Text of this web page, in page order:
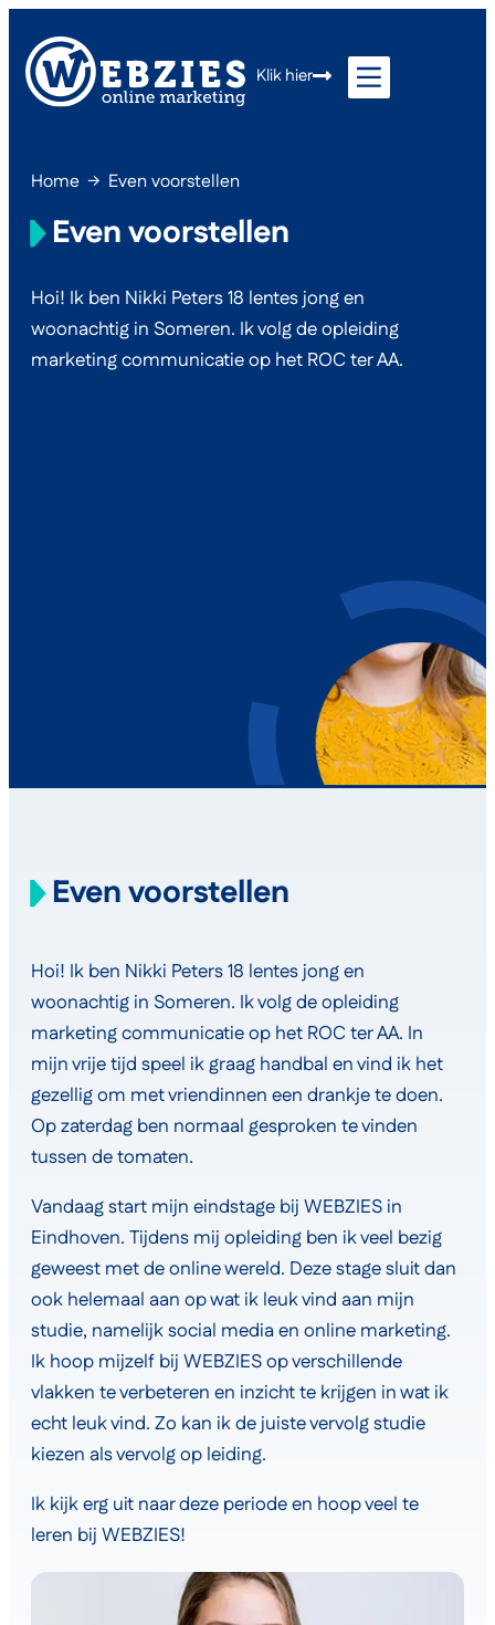
Klik hier
Home → Even voorstellen
Even voorstellen
Hoi! Ik ben Nikki Peters 18 lentes jong en
woonachtig in Someren. Ik volg de opleiding
marketing communicatie op het ROC ter AA.
Even voorstellen
Hoi! Ik ben Nikki Peters 18 lentes jong en
woonachtig in Someren. Ik volg de opleiding
marketing communicatie op het ROC ter AA. In
mijn vrije tijd speel ik graag handbal en vind ik het
gezellig om met vriendinnen een drankje te doen.
Op zaterdag ben normaal gesproken te vinden
tussen de tomaten.
Vandaag start mijn eindstage bij WEBZIES in
Eindhoven. Tijdens mij opleiding ben ik veel bezig
geweest met de online wereld. Deze stage sluit dan
ook helemaal aan op wat ik leuk vind aan mijn
studie, namelijk social media en online marketing.
Ik hoop mijzelf bij WEBZIES op verschillende
vlakken te verbeteren en inzicht te krijgen in wat ik
echt leuk vind. Zo kan ik de juiste vervolg studie
kiezen als vervolg op leiding.
Ik kijk erg uit naar deze periode en hoop veel te
leren bij WEBZIES!